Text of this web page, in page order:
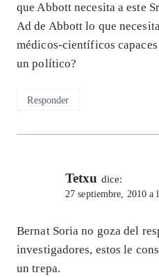
que Abbott necesita a este
Ad de Abbott lo que
médicos-científicos
un político?
Responder
Tetxu dice:
27 septiembre, 2010 a
Bernat Soria no goza del
investigadores, estos le
un trepa.